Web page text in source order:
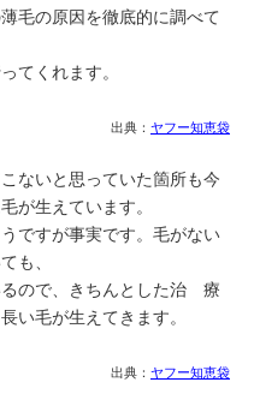
毛の原因を徹底的に調べて
てくれます。
出典： ヤフー知恵袋
ないと思っていた箇所も今
が生えています。
ですが事実です。毛がない
も、
るので、きちんとした治 療
い毛が生えてきます。
出典： ヤフー知恵袋